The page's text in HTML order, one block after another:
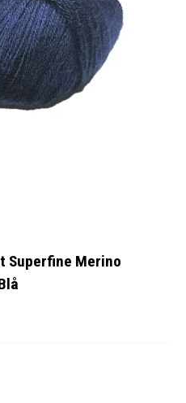
Superfine Merino